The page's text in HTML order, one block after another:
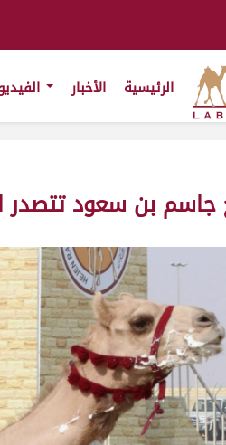
الرئيسية الأخبار
جاسم بن سعود تتصدر